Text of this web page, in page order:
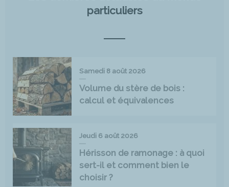
particuliers
Samedi 8 août 2026
Volume du stère de bois :
calcul et équivalences
Jeudi 6 août 2026
Hérisson de ramonage : à quoi
sert-il et comment bien le
choisir ?